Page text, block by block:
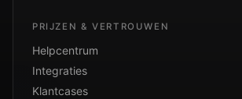
PRIJZEN & VERTROUWEN
Helpcentrum
Integraties
Klantcases